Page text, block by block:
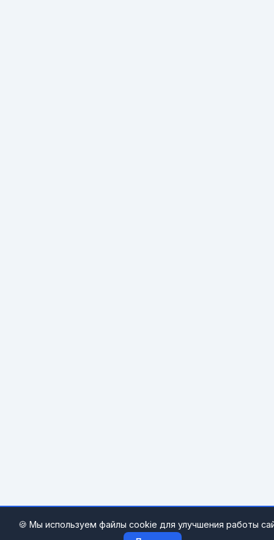
🍪 Мы используем файлы cookie для улучшения работы